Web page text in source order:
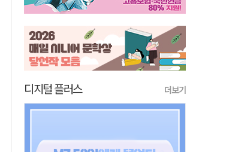
디지털 플러스 더보기